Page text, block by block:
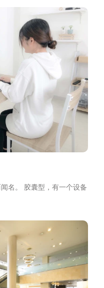
名。 胶囊型，有一个设备